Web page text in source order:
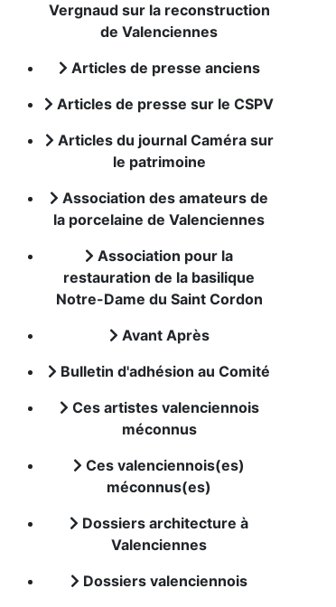
Vergnaud sur la reconstruction
de Valenciennes
Articles de presse anciens
Articles de presse sur le CSPV
Articles du journal Caméra sur
le patrimoine
Association des amateurs de
la porcelaine de Valenciennes
Association pour la
restauration de la basilique
Notre-Dame du Saint Cordon
Avant Après
Bulletin d'adhésion au Comité
Ces artistes valenciennois
méconnus
Ces valenciennois(es)
méconnus(es)
Dossiers architecture à
Valenciennes
Dossiers valenciennois